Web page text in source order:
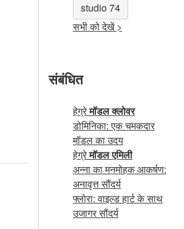
studio 74
सभी को देखें >
संबंधित
हेग्रेमॉडल क्लोवर
डोमिनिका: एक चमकदार
मॉडल का उदय
हेग्रेमॉडल एमिली
अन्ना का मनमोहक आकर्षण:
अनावृत्त सौंदर्य
फ्लोरा: वाइल्ड हार्ट के साथ
उजागर सौंदर्य